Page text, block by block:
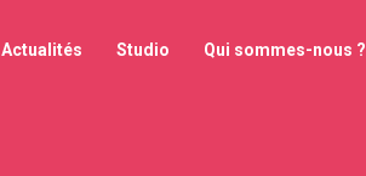
Actualités Studio Qui sommes-nous ?